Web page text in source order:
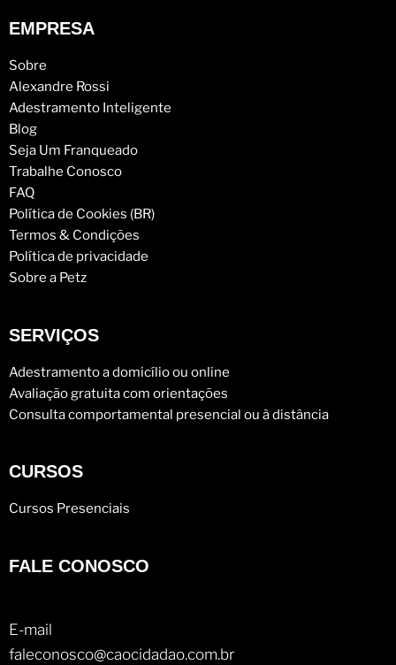
EMPRESA
Sobre
Alexandre Rossi
Adestramento Inteligente
Blog
Seja Um Franqueado
Trabalhe Conosco
FAQ
Política de Cookies (BR)
Termos & Condições
Política de privacidade
Sobre a Petz
SERVIÇOS
Adestramento a domicílio ou online
Avaliação gratuita com orientações
Consulta comportamental presencial ou à distância
CURSOS
Cursos Presenciais
FALE CONOSCO
E-mail
faleconosco@caocidadao.com.br